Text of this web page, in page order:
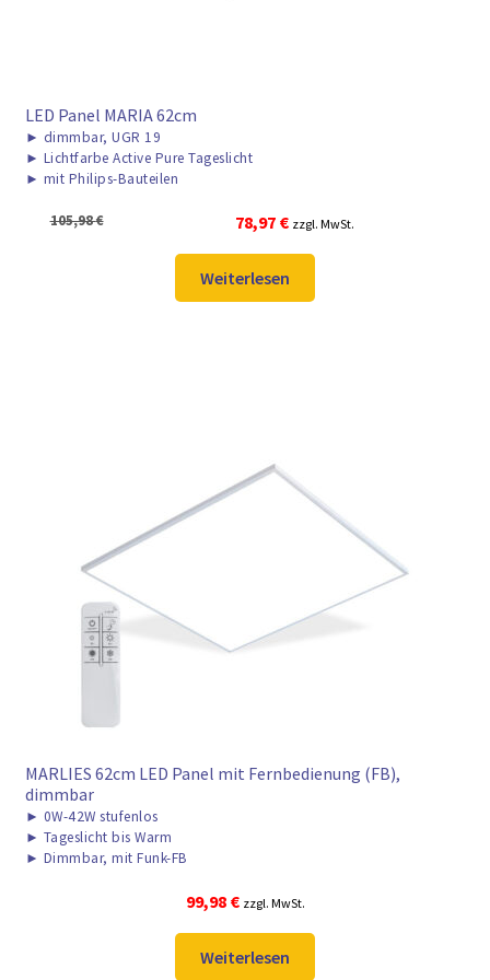
LED Panel MARIA 62cm
► dimmbar, UGR 19
► Lichtfarbe Active Pure Tageslicht
► mit Philips-Bauteilen
105,98€
Ursprünglicher
war:
105,98 €
78,97 €Aktueller
ist:
78,97 €.
zzgl. MwSt.
Weiterlesen
MARLIES 62cm LED Panel mit Fernbedienung (FB),
dimmbar
► 0W-42W stufenlos
► Tageslicht bis Warm
► Dimmbar, mit Funk-FB
99,98 € zzgl. MwSt.
Weiterlesen